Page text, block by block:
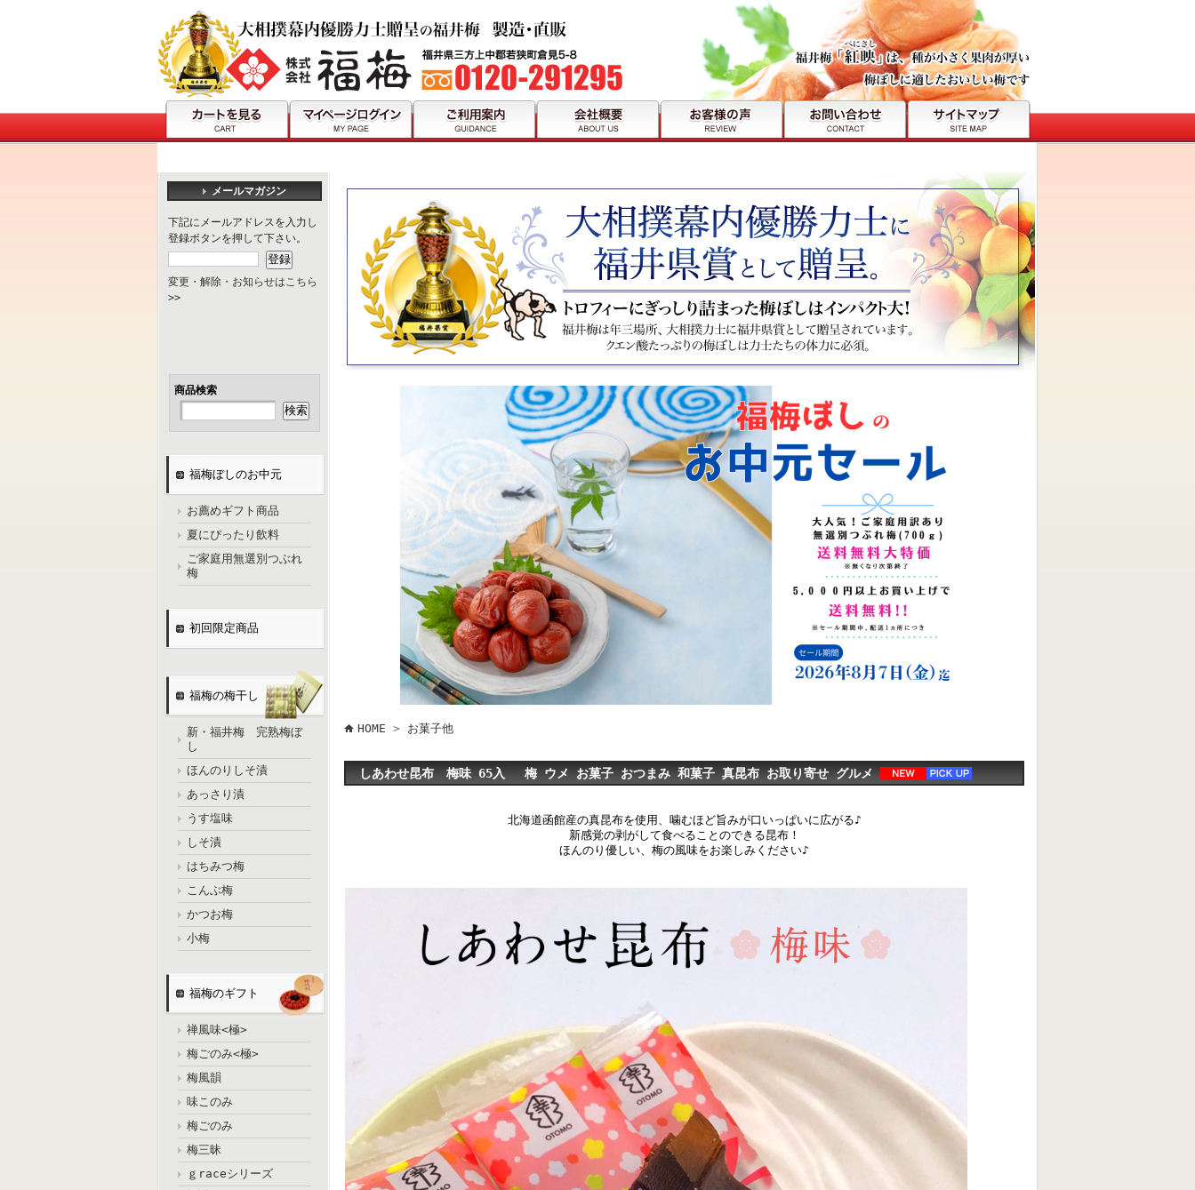
メールマガジン
下記にメールアドレスを入力し
登録ボタンを押して下さい。
変更・解除・お知らせはこちら
>>
商品検索
福梅ぼしのお中元
お薦めギフト商品
夏にぴったり飲料
ご家庭用無選別つぶれ
梅
初回限定商品
福梅の梅干し
新・福井梅 完熟梅ぼ
し
ほんのりしそ漬
あっさり漬
うす塩味
しそ漬
はちみつ梅
こんぶ梅
かつお梅
小梅
福梅のギフト
禅風味<極>
梅ごのみ<極>
梅風韻
味このみ
梅ごのみ
梅三昧
ｇraceシリーズ
HOME > お菓子他
しあわせ昆布 梅味 65入 梅 ウメ お菓子 おつまみ 和菓子 真昆布 お取り寄せ グルメ
北海道函館産の真昆布を使用、噛むほど旨みが口いっぱいに広がる♪
新感覚の剥がして食べることのできる昆布！
ほんのり優しい、梅の風味をお楽しみください♪